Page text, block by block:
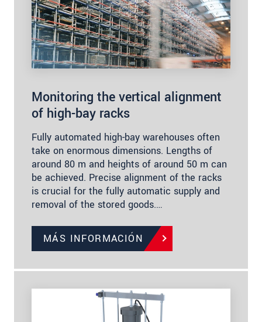
Monitoring the vertical alignment
of high-bay racks
Fully automated high-bay warehouses often
take on enormous dimensions. Lengths of
around 80 m and heights of around 50 m can
be achieved. Precise alignment of the racks
is crucial for the fully automatic supply and
removal of the stored goods.…
MÁS INFORMACIÓN